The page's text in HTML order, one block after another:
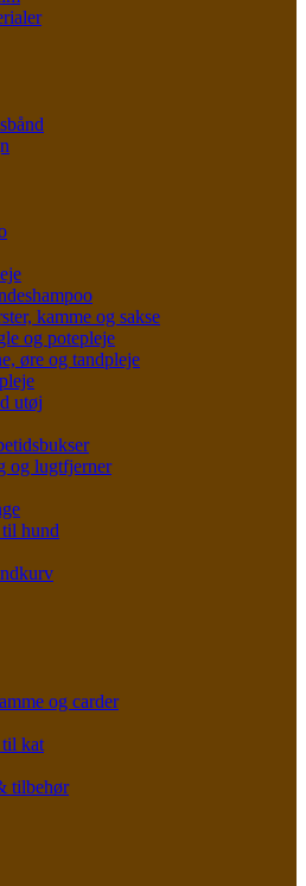
kamme og sakse
og potepleje
øre og tandpleje
utøj
og lugtfjerner
hund
og carder
til kat
tilbehør